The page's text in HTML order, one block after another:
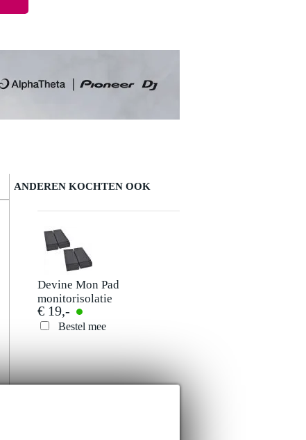
ANDEREN KOCHTEN OOK
Devine Mon Pad
monitorisolatie
€ 19,-
Bestel mee